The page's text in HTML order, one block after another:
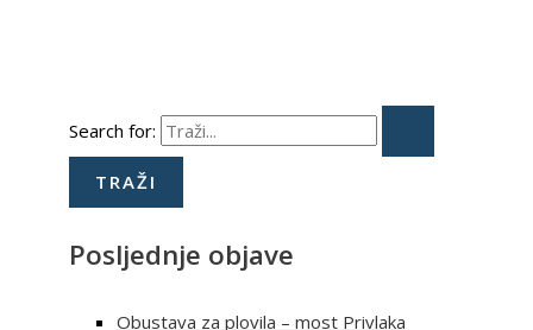
Search for:
Posljednje objave
Obustava za plovila – most Privlaka